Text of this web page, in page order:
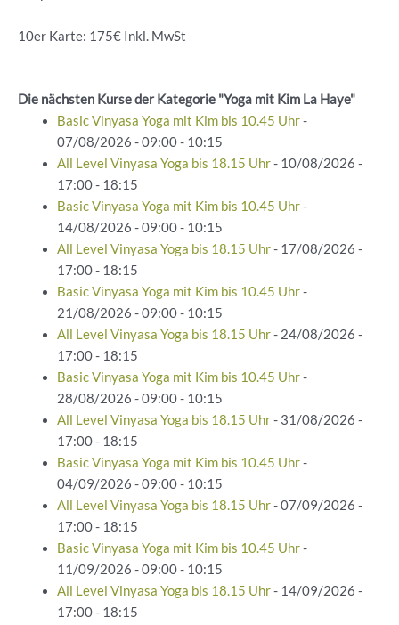
10er Karte: 175€ Inkl. MwSt
Die nächsten Kurse der Kategorie "Yoga mit Kim La Haye"
Basic Vinyasa Yoga mit Kim bis 10.45 Uhr-
07/08/2026 - 09:00 - 10:15
All Level Vinyasa Yoga bis 18.15 Uhr- 10/08/2026 -
17:00 - 18:15
Basic Vinyasa Yoga mit Kim bis 10.45 Uhr-
14/08/2026 - 09:00 - 10:15
All Level Vinyasa Yoga bis 18.15 Uhr- 17/08/2026 -
17:00 - 18:15
Basic Vinyasa Yoga mit Kim bis 10.45 Uhr-
21/08/2026 - 09:00 - 10:15
All Level Vinyasa Yoga bis 18.15 Uhr- 24/08/2026 -
17:00 - 18:15
Basic Vinyasa Yoga mit Kim bis 10.45 Uhr-
28/08/2026 - 09:00 - 10:15
All Level Vinyasa Yoga bis 18.15 Uhr- 31/08/2026 -
17:00 - 18:15
Basic Vinyasa Yoga mit Kim bis 10.45 Uhr-
04/09/2026 - 09:00 - 10:15
All Level Vinyasa Yoga bis 18.15 Uhr- 07/09/2026 -
17:00 - 18:15
Basic Vinyasa Yoga mit Kim bis 10.45 Uhr-
11/09/2026 - 09:00 - 10:15
All Level Vinyasa Yoga bis 18.15 Uhr- 14/09/2026 -
17:00 - 18:15